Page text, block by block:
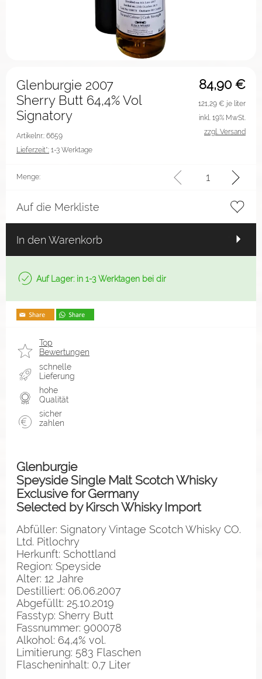
84,90 €
Glenburgie 2007
Sherry Butt 64,4% Vol
Signatory
Artikelnr.: 6659
Lieferzeit*: 1-3 Werktage
121,29 € je liter
inkl. 19% MwSt.
zzgl. Versand
Menge:
Auf die Merkliste
In den Warenkorb
Auf Lager: in 1-3 Werktagen bei dir
Top
Bewertungen
schnelle
Lieferung
hohe
Qualität
sicher
zahlen
Glenburgie
Speyside Single Malt Scotch Whisky
Exclusive for Germany
Selected by Kirsch Whisky Import
Abfüller: Signatory Vintage Scotch Whisky CO.
Ltd. Pitlochry
Herkunft: Schottland
Region: Speyside
Alter: 12 Jahre
Destilliert: 06.06.2007
Abgefüllt: 25.10.2019
Fasstyp: Sherry Butt
Fassnummer: 900078
Alkohol: 64,4% vol.
Limitierung: 583 Flaschen
Flascheninhalt: 0,7 Liter